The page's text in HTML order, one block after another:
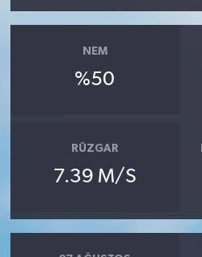
NEM
%50
RÜZGAR
7.39 M/S